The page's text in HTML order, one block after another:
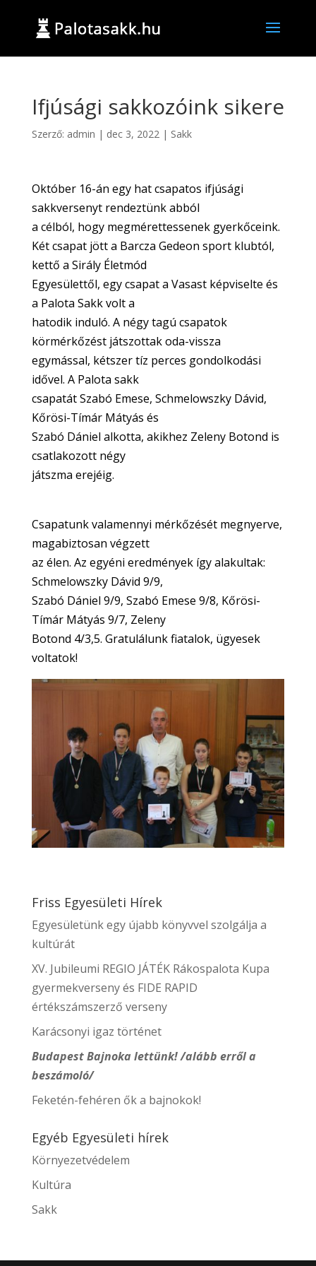
Ifjúsági sakkozóink sikere
Szerző: admin | dec 3, 2022| Sakk
Október 16-án egy hat csapatos ifjúsági
sakkversenyt rendeztünk abból
a célból, hogy megmérettessenek gyerkőceink.
Két csapat jött a Barcza Gedeon sport klubtól,
kettő a Sirály Életmód
Egyesülettől, egy csapat a Vasast képviselte és
a Palota Sakk volt a
hatodik induló. A négy tagú csapatok
körmérkőzést játszottak oda-vissza
egymással, kétszer tíz perces gondolkodási
idővel. A Palota sakk
csapatát Szabó Emese, Schmelowszky Dávid,
Kőrösi-Tímár Mátyás és
Szabó Dániel alkotta, akikhez Zeleny Botond is
csatlakozott négy
játszma erejéig.
Csapatunk valamennyi mérkőzését megnyerve,
magabiztosan végzett
az élen. Az egyéni eredmények így alakultak:
Schmelowszky Dávid 9/9,
Szabó Dániel 9/9, Szabó Emese 9/8, Kőrösi-
Tímár Mátyás 9/7, Zeleny
Botond 4/3,5. Gratulálunk fiatalok, ügyesek
voltatok!
Friss Egyesületi Hírek
Egyesületünk egy újabb könyvvel szolgálja a
kultúrát
XV. Jubileumi REGIO JÁTÉK Rákospalota Kupa
gyermekverseny és FIDE RAPID
értékszámszerző verseny
Karácsonyi igaz történet
Budapest Bajnoka lettünk! /alább erről a
beszámoló/
Feketén-fehéren ők a bajnokok!
Egyéb Egyesületi hírek
Környezetvédelem
Kultúra
Sakk